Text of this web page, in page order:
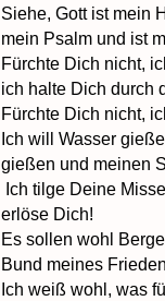
Siehe, Gott ist mein
mein Psalm und ist
Fürchte Dich nicht,
ich halte Dich durch
Fürchte Dich nicht,
Ich will Wasser
gießen und meinen
Ich tilge Deine
erlöse Dich!
Es sollen wohl
Bund meines
Ich weiß wohl, was